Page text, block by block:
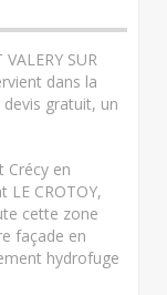
SUR
dans la
gratuit, un
Crécy en
LE CROTOY,
cette zone
façade en
hydrofuge